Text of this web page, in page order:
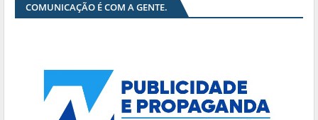
COMUNICAÇÃO É COM A GENTE.